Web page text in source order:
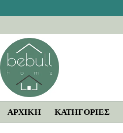
περιεχόμενο
ΑΡΧΙΚΗ ΚΑΤΗΓΟΡΙΕΣ